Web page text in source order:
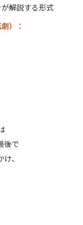
解説する形式
）：
後で
、